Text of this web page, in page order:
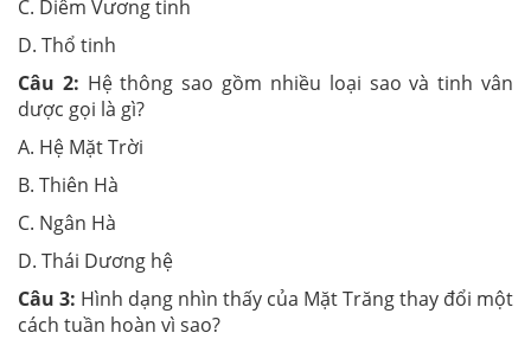
C. Diêm Vương tinh
D. Thổ tinh
Câu 2: Hệ thông sao gồm nhiều loại sao và tinh vân
dược gọi là gì?
A. Hệ Mặt Trời
B. Thiên Hà
C. Ngân Hà
D. Thái Dương hệ
Câu 3: Hình dạng nhìn thấy của Mặt Trăng thay đổi một
cách tuần hoàn vì sao?